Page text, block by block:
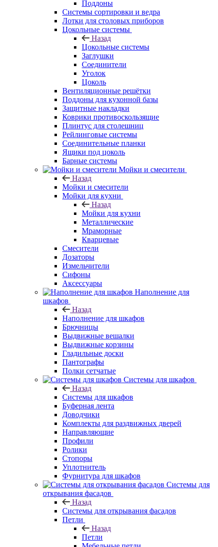
Поддоны
Системы сортировки и ведра
Лотки для столовых приборов
Цокольные системы
Назад
Цокольные системы
Заглушки
Соединители
Уголок
Цоколь
Вентиляционные решётки
Поддоны для кухонной базы
Защитные накладки
Коврики противоскользящие
Плинтус для столешниц
Рейлинговые системы
Соединительные планки
Ящики под цоколь
Барные системы
Мойки и смесители
Назад
Мойки и смесители
Мойки для кухни
Назад
Мойки для кухни
Металлические
Мраморные
Кварцевые
Смесители
Дозаторы
Измельчители
Сифоны
Аксессуары
Наполнение для
шкафов
Назад
Наполнение для шкафов
Брючницы
Выдвижные вешалки
Выдвижные корзины
Гладильные доски
Пантографы
Полки сетчатые
Системы для шкафов
Назад
Системы для шкафов
Буферная лента
Доводчики
Комплекты для раздвижных дверей
Направляющие
Профили
Ролики
Стопоры
Уплотнитель
Фурнитура для шкафов
Системы для
открывания фасадов
Назад
Системы для открывания фасадов
Петли
Назад
Петли